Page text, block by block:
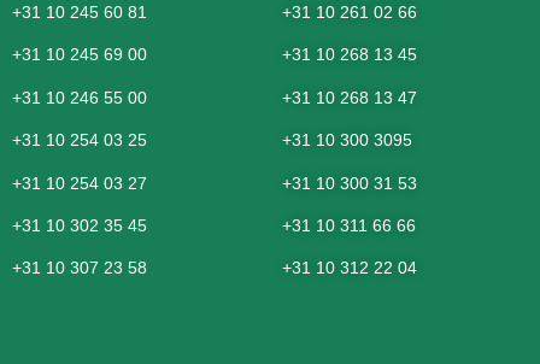
+31 10 245 60 81
+31 10 245 69 00
+31 10 246 55 00
+31 10 254 03 25
+31 10 254 03 27
+31 10 302 35 45
+31 10 307 23 58
+31 10 261 02 66
+31 10 268 13 45
+31 10 268 13 47
+31 10 300 3095
+31 10 300 31 53
+31 10 311 66 66
+31 10 312 22 04